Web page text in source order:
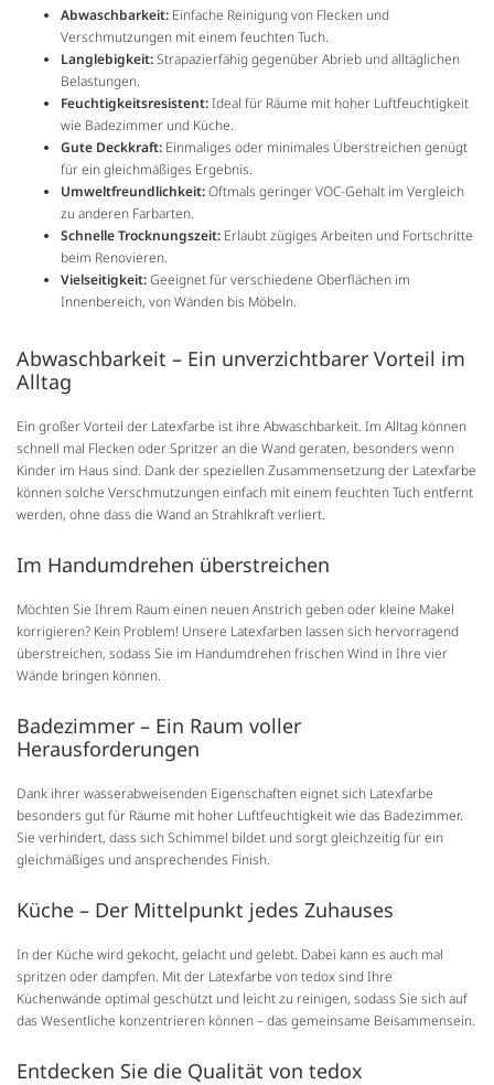
Abwaschbarkeit: Einfache Reinigung von Flecken und
Verschmutzungen mit einem feuchten Tuch.
Langlebigkeit:Strapazierfähig gegenüber Abrieb und alltäglichen
Belastungen.
Feuchtigkeitsresistent:Ideal für Räume mit hoher Luftfeuchtigkeit
wie Badezimmer und Küche.
Gute Deckkraft: Einmaliges oder minimales Überstreichen genügt
für ein gleichmäßiges Ergebnis.
Umweltfreundlichkeit:Oftmals geringer VOC-Gehalt im Vergleich
zu anderen Farbarten.
Schnelle Trocknungszeit: Erlaubt zügiges Arbeiten und Fortschritte
beim Renovieren.
Vielseitigkeit:Geeignet für verschiedene Oberflächen im
Innenbereich, von Wänden bis Möbeln.
Abwaschbarkeit – Ein unverzichtbarer Vorteil im
Alltag
Ein großer Vorteil der Latexfarbe ist ihre Abwaschbarkeit. Im Alltag können
schnell mal Flecken oder Spritzer an die Wand geraten, besonders wenn
Kinder im Haus sind. Dank der speziellen Zusammensetzung der Latexfarbe
können solche Verschmutzungen einfach mit einem feuchten Tuch entfernt
werden, ohne dass die Wand an Strahlkraft verliert.
Im Handumdrehen überstreichen
Möchten Sie Ihrem Raum einen neuen Anstrich geben oder kleine Makel
korrigieren? Kein Problem! Unsere Latexfarben lassen sich hervorragend
überstreichen, sodass Sie im Handumdrehen frischen Wind in Ihre vier
Wände bringen können.
Badezimmer – Ein Raum voller
Herausforderungen
Dank ihrer wasserabweisenden Eigenschaften eignet sich Latexfarbe
besonders gut für Räume mit hoher Luftfeuchtigkeit wie das Badezimmer.
Sie verhindert, dass sich Schimmel bildet und sorgt gleichzeitig für ein
gleichmäßiges und ansprechendes Finish.
Küche – Der Mittelpunkt jedes Zuhauses
In der Küche wird gekocht, gelacht und gelebt. Dabei kann es auch mal
spritzen oder dampfen. Mit der Latexfarbe von tedox sind Ihre
Küchenwände optimal geschützt und leicht zu reinigen, sodass Sie sich auf
das Wesentliche konzentrieren können – das gemeinsame Beisammensein.
Entdecken Sie die Qualität von tedox